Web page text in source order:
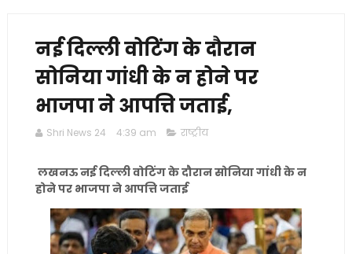
नई दिल्ली वोटिंग के दौरान
सोनिया गांधी के न होने पर
भाजपा ने आपत्ति जताई,
Shri News 24 4:39 am राष्ट्रीय
लखनऊ नई दिल्ली वोटिंग के दौरान सोनिया गांधी के न
होने पर भाजपा ने आपत्ति जताई